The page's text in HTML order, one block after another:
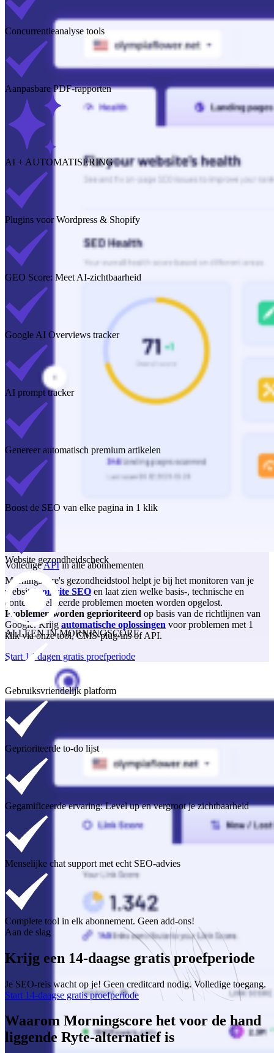
Website gezondheidscheck
Morningscore's gezondheidstool helpt je bij het monitoren van je
website's on-site SEO en laat zien welke basis-, technische en
contentgerelateerde problemen moeten worden opgelost.
Problemen worden geprioriteerd op basis van de richtlijnen van
Google. Krijg automatische oplossingen voor problemen met 1
klik via onze tool, CMS-plug-ins of API.
Start 14 dagen gratis proefperiode
Concurrentieanalyse tools
Aanpasbare PDF-rapporten
AI + AUTOMATISERING
Plugins voor Wordpress & Shopify
GEO Score: Meet AI-zichtbaarheid
Google AI Overviews tracker
AI prompt tracker
Genereer automatisch premium artikelen
Boost de SEO van elke pagina in 1 klik
VolledigeAPIin alle abonnementen
ALLEEN IN MORNINGSCORE
Gebruiksvriendelijk platform
Geprioriteerde to-do lijst
Gegamificeerde ervaring: Level up en vergroot je zichtbaarheid
Menselijke chat support met echt SEO-advies
Complete tool in elk abonnement. Geen add-ons!
Aan de slag
Krijg een 14-daagse gratis proefperiode
Je SEO-reis wacht op je! Geen creditcard nodig. Volledige toegang.
Start 14-daagse gratis proefperiode
Waarom Morningscore het voor de hand
liggende Ryte-alternatief is